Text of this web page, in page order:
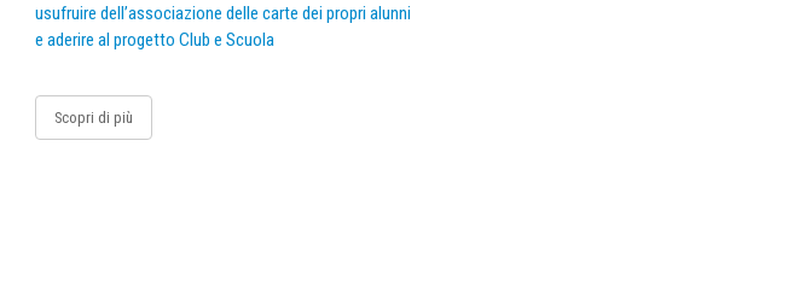
usufruire dell’associazione delle carte dei propri alunni
e aderire al progetto Club e Scuola
Scopri di più